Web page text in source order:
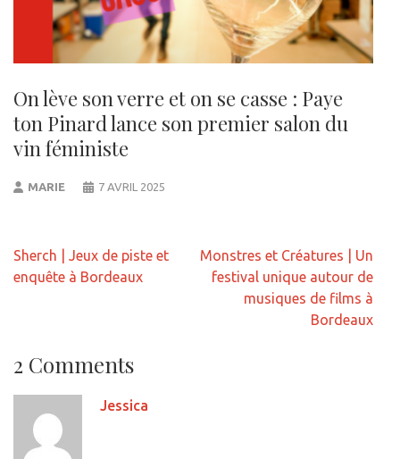
On lève son verre et on se casse : Paye
ton Pinard lance son premier salon du
vin féministe
MARIE 7 AVRIL 2025
Navigation
de
Sherch | Jeux de piste et
enquête à Bordeaux
Monstres et Créatures | Un
festival unique autour de
musiques de films à
Bordeaux
2 Comments
Jessica